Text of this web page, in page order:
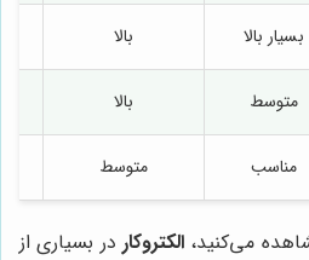
بسیار بالا بالا
متوسط بالا
مناسب متوسط
می‌کنید،الکتروکار در بسیاری از